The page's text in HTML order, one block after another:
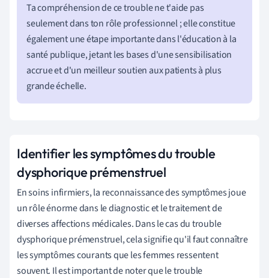
Ta compréhension de ce trouble ne t'aide pas
seulement dans ton rôle professionnel ; elle constitue
également une étape importante dans l'éducation à la
santé publique, jetant les bases d'une sensibilisation
accrue et d'un meilleur soutien aux patients à plus
grande échelle.
Identifier les symptômes du trouble
dysphorique prémenstruel
En soins infirmiers, la reconnaissance des symptômes joue
un rôle énorme dans le diagnostic et le traitement de
diverses affections médicales. Dans le cas du trouble
dysphorique prémenstruel, cela signifie qu'il faut connaître
les symptômes courants que les femmes ressentent
souvent. Il est important de noter que le trouble